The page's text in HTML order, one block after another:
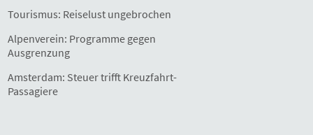
Tourismus: Reiselust ungebrochen
Alpenverein: Programme gegen
Ausgrenzung
Amsterdam: Steuer trifft Kreuzfahrt-
Passagiere